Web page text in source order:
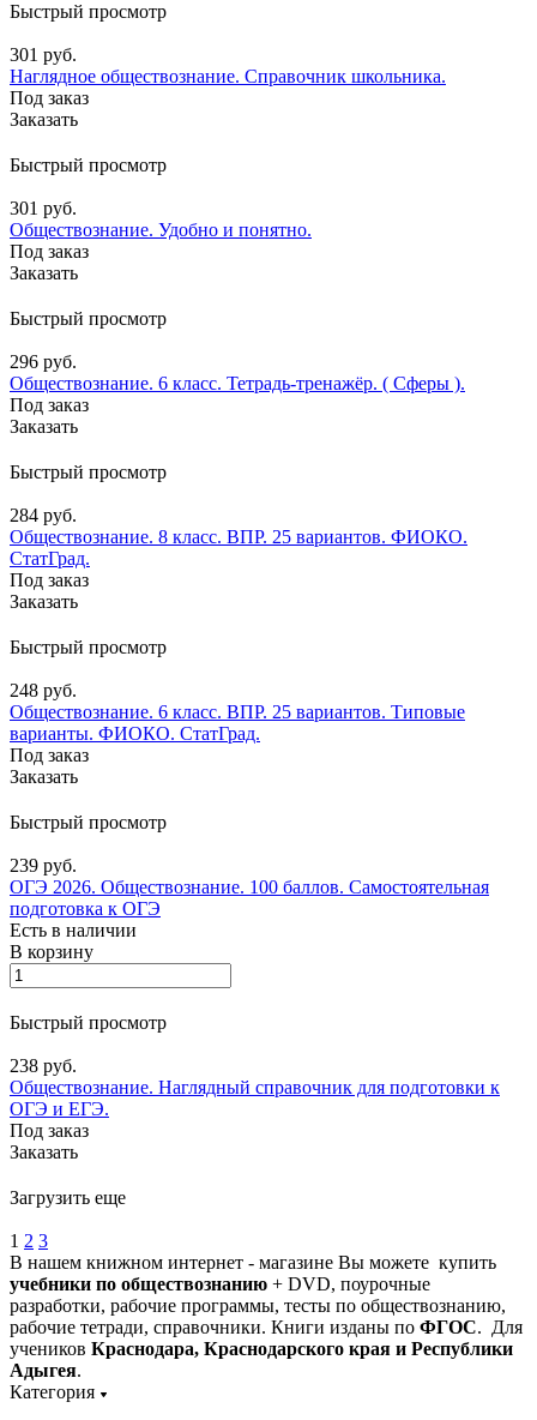
Быстрый просмотр
301 руб.
Наглядное обществознание. Справочник школьника.
Под заказ
Заказать
Быстрый просмотр
301 руб.
Обществознание. Удобно и понятно.
Под заказ
Заказать
Быстрый просмотр
296 руб.
Обществознание. 6 класс. Тетрадь-тренажёр. ( Сферы ).
Под заказ
Заказать
Быстрый просмотр
284 руб.
Обществознание. 8 класс. ВПР. 25 вариантов. ФИОКО.
СтатГрад.
Под заказ
Заказать
Быстрый просмотр
248 руб.
Обществознание. 6 класс. ВПР. 25 вариантов. Типовые
варианты. ФИОКО. СтатГрад.
Под заказ
Заказать
Быстрый просмотр
239 руб.
ОГЭ 2026. Обществознание. 100 баллов. Самостоятельная
подготовка к ОГЭ
Есть в наличии
В корзину
Быстрый просмотр
238 руб.
Обществознание. Наглядный справочник для подготовки к
ОГЭ и ЕГЭ.
Под заказ
Заказать
Загрузить еще
1 2 3
В нашем книжном интернет - магазине Вы можете купить
учебники по обществознанию + DVD, поурочные
разработки, рабочие программы, тесты по обществознанию,
рабочие тетради, справочники. Книги изданы по ФГОС. Для
учеников Краснодара, Краснодарского края и Республики
Адыгея.
Категория